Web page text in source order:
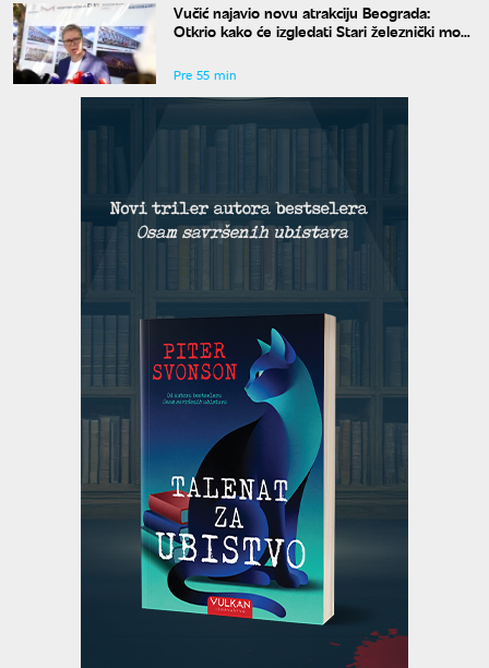
Vučić najavio novu atrakciju Beograda:
Otkrio kako će izgledati Stari železnički most
Pre 55 min